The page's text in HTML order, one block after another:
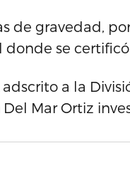
de gravedad,
se
a la
Mar Ortiz